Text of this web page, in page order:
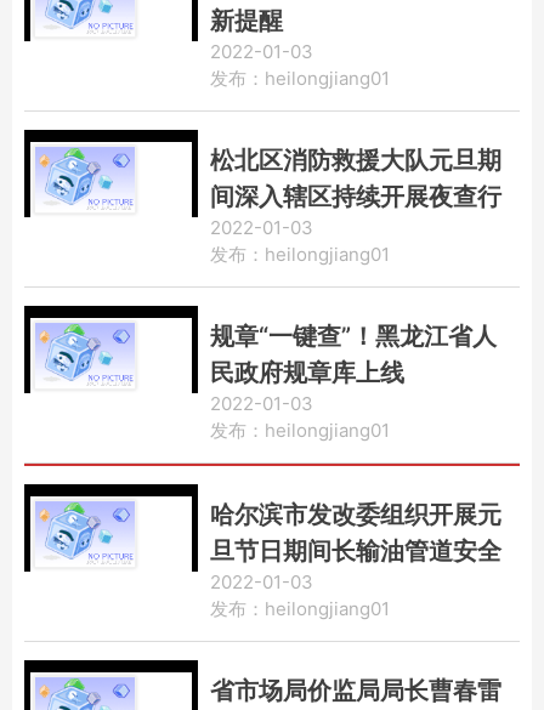
新提醒
2022-01-03
发布：heilongjiang01
松北区消防救援大队元旦期
间深入辖区持续开展夜查行
动
2022-01-03
发布：heilongjiang01
规章“一键查”！黑龙江省人
民政府规章库上线
2022-01-03
发布：heilongjiang01
哈尔滨市发改委组织开展元
旦节日期间长输油管道安全
检查
2022-01-03
发布：heilongjiang01
省市场局价监局局长曹春雷